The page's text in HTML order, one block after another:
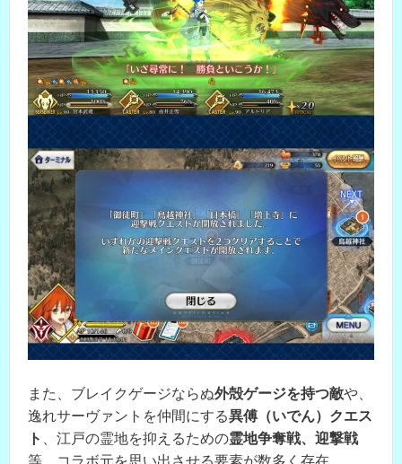
また、ブレイクゲージならぬ外殻ゲージを持つ敵や、
逸れサーヴァントを仲間にする異傅（いでん）クエス
ト
、江戸の霊地を抑えるための霊地争奪戦、迎撃戦